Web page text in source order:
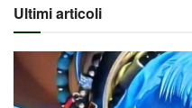
Ultimi articoli